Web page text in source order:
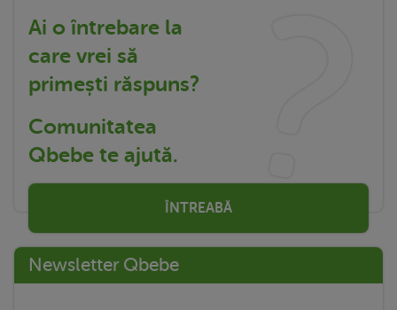
Ai o întrebare la
care vrei să
primești răspuns?
Comunitatea
Qbebe te ajută.
ÎNTREABĂ
Newsletter Qbebe